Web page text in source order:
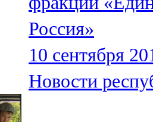
Түбән Кама
102,6 FM
Чирмешән
107,7 FM
Россия»
10 сентября
Новости